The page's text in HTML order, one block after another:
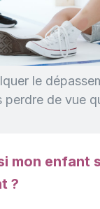
le
perdre de vue
mon enfant
?